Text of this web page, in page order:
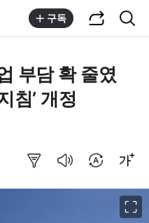
구독
부담 확 줄였
침’ 개정